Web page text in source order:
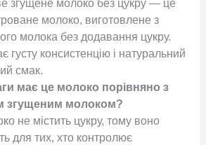
згущене молоко без цукру — це
молоко, виготовлене з
молока без додавання цукру.
густу консистенцію і натуральний
смак.
має це молоко порівняно з
згущеним молоком?
не містить цукру, тому воно
для тих, хто контролює